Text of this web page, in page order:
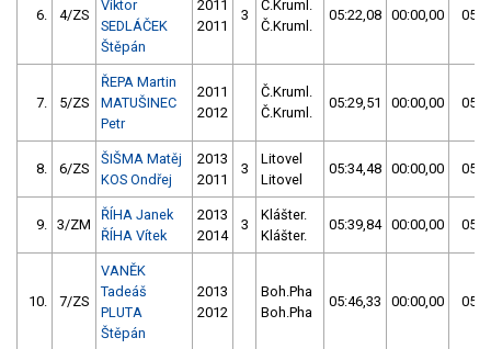
6. 4/ZS
Viktor
SEDLÁČEK
Štěpán
2011
2011
3
Č.Kruml.
Č.Kruml.
05:22,08 00:00,00
7. 5/ZS
ŘEPA Martin
MATUŠINEC
Petr
2011
2012
Č.Kruml.
Č.Kruml.
05:29,51 00:00,00
8. 6/ZS
ŠIŠMA Matěj
KOS Ondřej
2013
2011
3
Litovel
Litovel
05:34,48 00:00,00
9. 3/ZM
ŘÍHA Janek
ŘÍHA Vítek
2013
2014
3
Klášter.
Klášter.
05:39,84 00:00,00
10. 7/ZS
VANĚK
Tadeáš
PLUTA
Štěpán
2013
2012
Boh.Pha
Boh.Pha
05:46,33 00:00,00